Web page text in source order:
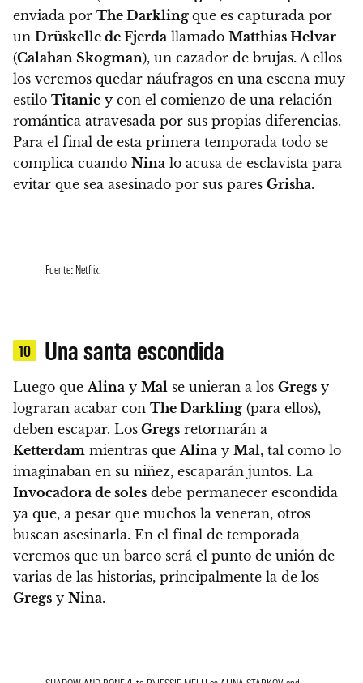
enviada por The Darkling que es capturada por
un Drüskelle de Fjerda llamado Matthias Helvar
(Calahan Skogman), un cazador de brujas. A ellos
los veremos quedar náufragos en una escena muy
estilo Titanic y con el comienzo de una relación
romántica atravesada por sus propias diferencias.
Para el final de esta primera temporada todo se
complica cuando Nina lo acusa de esclavista para
evitar que sea asesinado por sus pares Grisha.
Fuente: Netflix.
10 Una santa escondida
Luego queAlina y Mal se unieran a los Gregs y
lograran acabar con The Darkling (para ellos),
deben escapar. Los Gregs retornarán a
Ketterdam mientras queAlina y Mal, tal como lo
imaginaban en su niñez, escaparán juntos. La
Invocadora de soles debe permanecer escondida
ya que, a pesar que muchos la veneran, otros
buscan asesinarla. En el final de temporada
veremos que un barco será el punto de unión de
varias de las historias, principalmente la de los
Gregs y Nina.